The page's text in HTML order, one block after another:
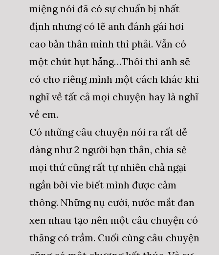
miệng nói đã có sự chuẩn bị nhất
định nhưng có lẽ anh đánh gái hơi
cao bản thân mình thì phải. Vẫn có
một chút hụt hẫng…Thôi thì anh sẽ
có cho riêng mình một cách khác khi
nghĩ về tất cả mọi chuyện hay là nghĩ
về em.
Có những câu chuyện nói ra rất dễ
dàng như 2 người bạn thân, chia sẻ
mọi thứ cũng rất tự nhiên chả ngại
ngần bởi vìe biết mình được cảm
thông. Những nụ cười, nước mắt đan
xen nhau tạo nên một câu chuyện có
thăng có trầm. Cuối cùng câu chuyện